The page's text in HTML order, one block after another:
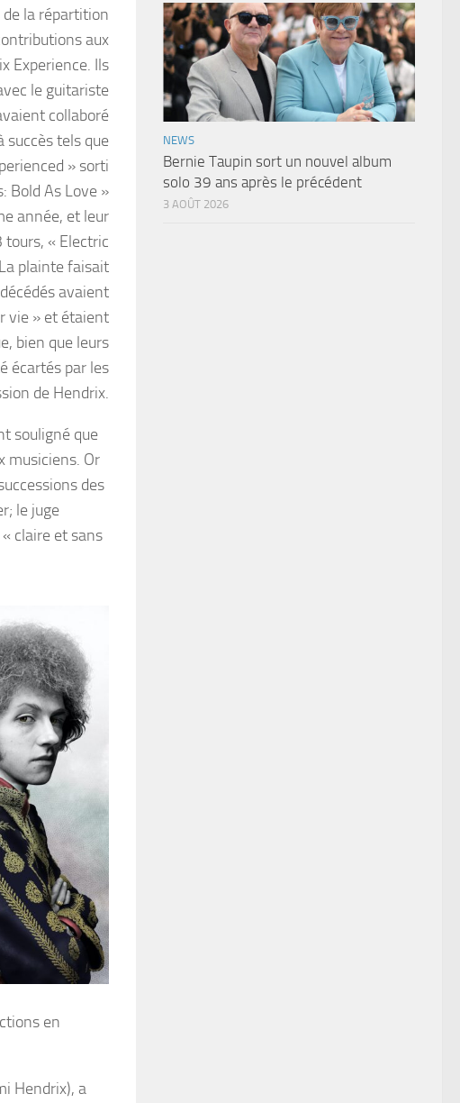
la répartition
aux
Experience. Ils
le guitariste
collaboré
succès tels que
» sorti
Bold As Love »
année, et leur
« Electric
plainte faisait
avaient
vie » et étaient
bien que leurs
écartés par les
de Hendrix.
souligné que
musiciens. Or
des
le juge
claire et sans
en
Hendrix), a
NEWS
Bernie Taupin sort un nouvel album
solo 39 ans après le précédent
3 AOÛT 2026